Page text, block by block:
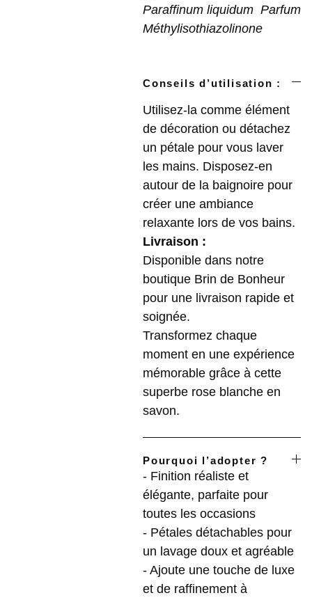
Paraffinum liquidum Parfum
Méthylisothiazolinone
Conseils d’utilisation :
Utilisez-la comme élément
de décoration ou détachez
un pétale pour vous laver
les mains. Disposez-en
autour de la baignoire pour
créer une ambiance
relaxante lors de vos bains.
Livraison :
Disponible dans notre
boutique Brin de Bonheur
pour une livraison rapide et
soignée.
Transformez chaque
moment en une expérience
mémorable grâce à cette
superbe rose blanche en
savon.
Pourquoi l’adopter ?
- Finition réaliste et
élégante, parfaite pour
toutes les occasions
- Pétales détachables pour
un lavage doux et agréable
- Ajoute une touche de luxe
et de raffinement à